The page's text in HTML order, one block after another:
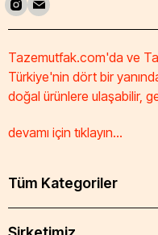
Tazemutfak.com'da ve
Türkiye'nin dört bir
doğal ürünlere ulaşabilir,
devamı için tıklayın...
Tüm Kategoriler